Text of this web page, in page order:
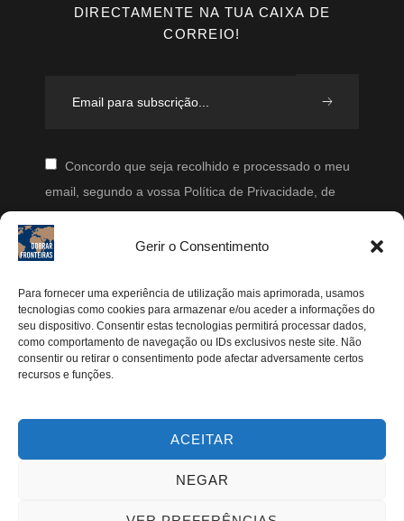
Gerir o Consentimento
Para fornecer uma experiência de utilização mais aprimorada, usamos
tecnologias como cookies para armazenar e/ou aceder a informações do
seu dispositivo. Consentir estas tecnologias permitirá processar dados,
como comportamento de navegação ou IDs exclusivos neste site. Não
consentir ou retirar o consentimento pode afectar adversamente certos
recursos e funções.
ACEITAR
NEGAR
DIRECTAMENTE NA TUA CAIXA DE
CORREIO!
Concordo que seja recolhido e processado o meu
email, segundo a vossa Política de Privacidade, de
periodicamente.
Segue-me
Instagram
Pinterest
Youtube